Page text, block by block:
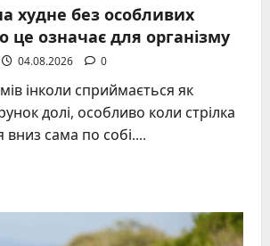
худне без особливих
це означає для організму
04.08.2026 0
інколи сприймається як
долі, особливо коли стрілка
вниз сама по собі....